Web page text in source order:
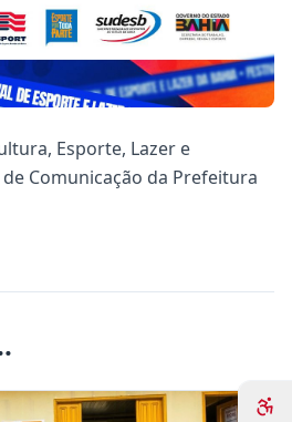
Esporte, Lazer e
Comunicação da Prefeitura